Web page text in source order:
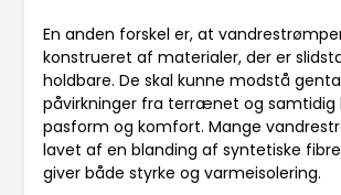
En anden forskel er, at
konstrueret af materialer, der er
holdbare. De skal kunne modstå
påvirkninger fra terrænet og samtidig
pasform og komfort. Mange
lavet af en blanding af syntetiske
giver både styrke og varmeisolering.